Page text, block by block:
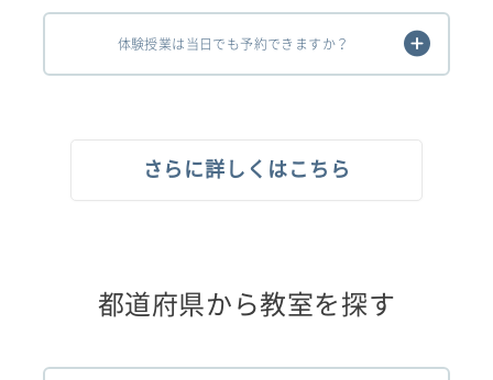
体験授業は当日でも予約できますか？
さらに詳しくはこちら
都道府県から教室を探す